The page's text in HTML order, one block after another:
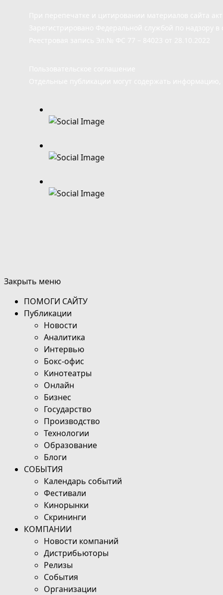
Закрыть меню
ПОМОГИ САЙТУ
Публикации
Новости
Аналитика
Интервью
Бокс-офис
Кинотеатры
Онлайн
Бизнес
Государство
Производство
Технологии
Образование
Блоги
СОБЫТИЯ
Календарь событий
Фестивали
Кинорынки
Скрининги
КОМПАНИИ
Новости компаний
Дистрибьюторы
Релизы
События
Организации